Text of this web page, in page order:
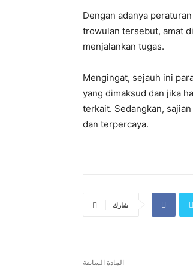
Dengan adanya
trowulan tersebut, amat
menjalankan tugas.
Mengingat, sejauh ini
yang dimaksud dan jika
terkait. Sedangkan,
dan terpercaya.
شارك
المادة السابقة